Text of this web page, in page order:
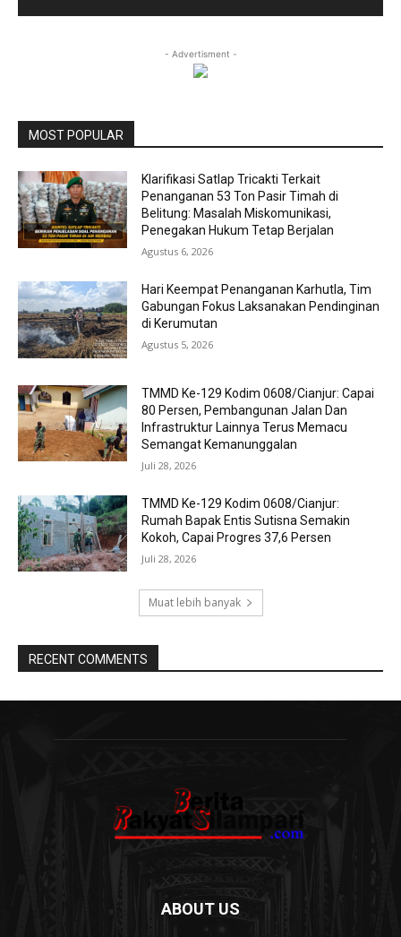
- Advertisment -
MOST POPULAR
Klarifikasi Satlap Tricakti Terkait
Penanganan 53 Ton Pasir Timah di
Belitung: Masalah Miskomunikasi,
Penegakan Hukum Tetap Berjalan
Agustus 6, 2026
Hari Keempat Penanganan Karhutla, Tim
Gabungan Fokus Laksanakan Pendinginan
di Kerumutan
Agustus 5, 2026
TMMD Ke-129 Kodim 0608/Cianjur: Capai
80 Persen, Pembangunan Jalan Dan
Infrastruktur Lainnya Terus Memacu
Semangat Kemanunggalan
Juli 28, 2026
TMMD Ke-129 Kodim 0608/Cianjur:
Rumah Bapak Entis Sutisna Semakin
Kokoh, Capai Progres 37,6 Persen
Juli 28, 2026
Muat lebih banyak
RECENT COMMENTS
ABOUT US